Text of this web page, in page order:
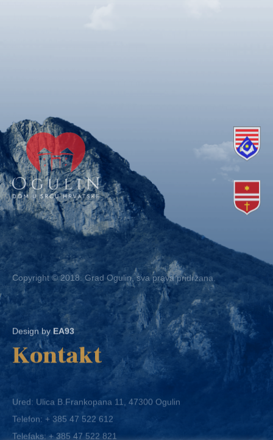
Copyright © 2018. Grad Ogulin, sva prava pridržana.
Design byEA93
Kontakt
Ured: Ulica B.Frankopana 11, 47300 Ogulin
Telefon:+ 385 47 522 612
Telefaks:+ 385 47 522 821
E-mail:grad-ogulin@ogulin.hr